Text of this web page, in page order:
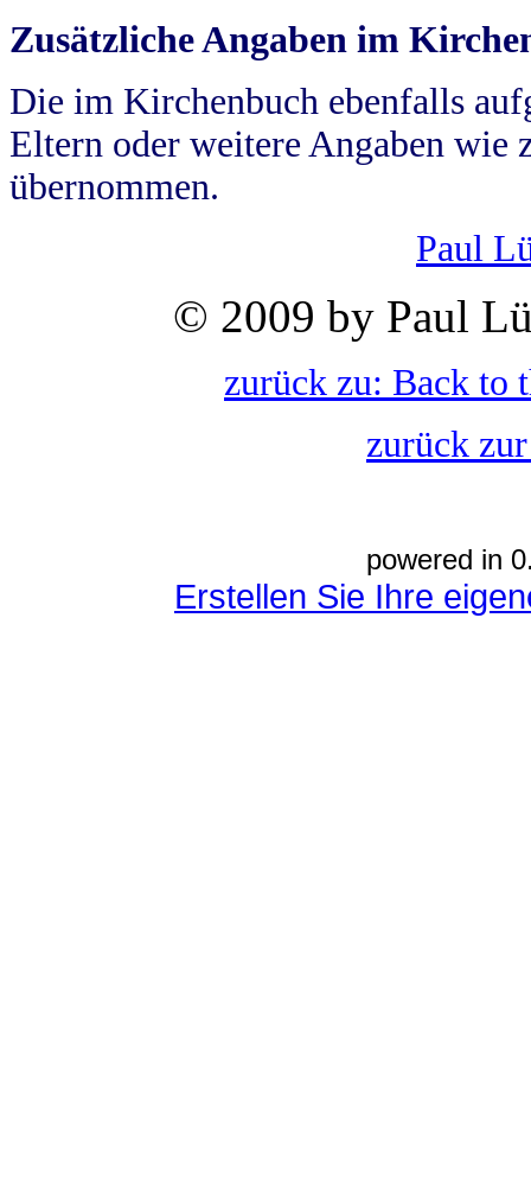
Zusätzliche Angaben im
Die im Kirchenbuch ebenfalls
Eltern oder weitere Angaben wie
übernommen.
Paul
© 2009 by Paul
zurück zu: Back to
zurück
powered in
Erstellen Sie Ihre